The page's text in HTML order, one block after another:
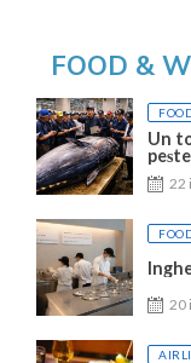
FOOD &
Un
22
20